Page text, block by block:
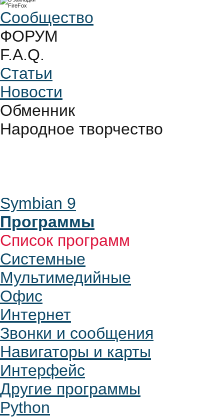
Сообщество
ФОРУМ
F.A.Q.
Статьи
Новости
Обменник
Народное творчество
Symbian 9
Программы
Список программ
Системные
Мультимедийные
Офис
Интернет
Звонки и сообщения
Навигаторы и карты
Интерфейс
Другие программы
Python